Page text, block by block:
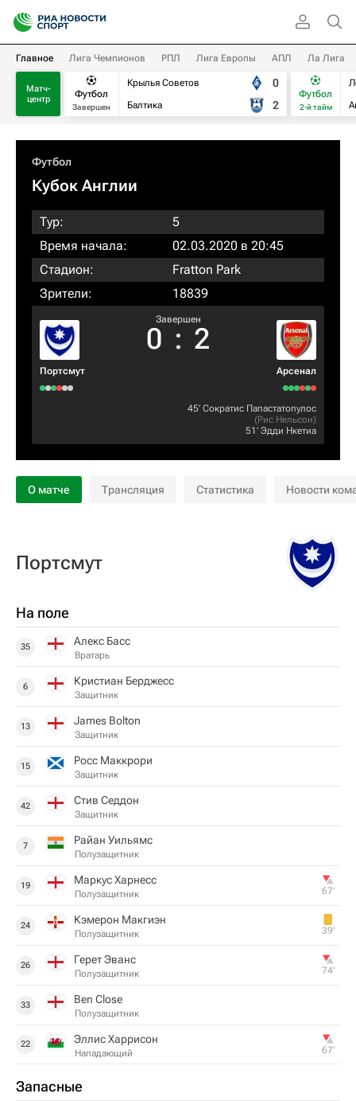
Главное Лига Чемпионов РПЛ Лига Европы АПЛ Ла Лига
Матч-
центр
Футбол
Завершен
Крылья Советов
Балтика
0
2
Футбол
2-й тайм
Футбол
Кубок Англии
Тур:
5
Время начала:
02.03.2020 в 20:45
Стадион:
Fratton Park
Зрители:
18839
Пoртсмут
Завершен
0 : 2
Арсенал
45‎’‎ Сократис Папастатопулос
(Рис Нельсон)
51‎’‎ Эдди Нкетиа
О матче Трансляция Статистика Новости
Пoртсмут
На поле
35 Алекс Басс
Вратарь
6 Кристиан Берджесс
Защитник
13 James Bolton
Защитник
15 Росс Маккрори
Защитник
42 Стив Седдон
Защитник
7 Райан Уильямс
Полузащитник
19 Маркус Харнесс
Полузащитник 67‎’‎
24 Кэмерон Макгиэн
Полузащитник 39‎’‎
26 Герет Эванс
Полузащитник 74‎’‎
33 Ben Close
Полузащитник
22 Эллис Харрисон
Нападающий 67‎’‎
Запасные